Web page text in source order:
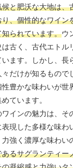
と肥沃な大地は、
、個性的なワイン
られています。ウ
古く、古代エトル
ます。しかし、長
だけが知るもので
豊かな味わいが世
ています。
インの魅力は、そ
現した多様な味わ
強く濃厚な味わい
るサグランティー